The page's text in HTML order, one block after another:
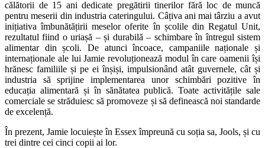
călătorii de 15 ani dedicate pregătirii tinerilor fără loc de muncă
pentru meserii din industria cateringului. Câțiva ani mai târziu a avut
inițiativa îmbunătățirii meselor oferite în școlile din Regatul Unit,
rezultatul fiind o uriașă – și durabilă – schimbare în întregul sistem
alimentar din școli. De atunci încoace, campaniile naționale și
internaționale ale lui Jamie revoluționează modul în care oamenii își
hrănesc familiile și pe ei înșiși, impulsionând atât guvernele, cât și
industria să sprijine implementarea unor schimbări pozitive în
educația alimentară și în sănătatea publică. Toate activitățile sale
comerciale se străduiesc să promoveze și să definească noi standarde
de excelență.
În prezent, Jamie locuiește în Essex împreună cu soția sa, Jools, și cu
trei dintre cei cinci copii ai lor.